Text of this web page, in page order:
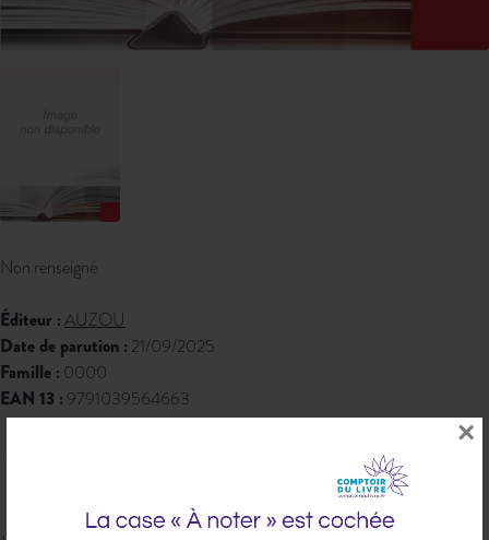
×
Non renseigné
Éditeur :AUZOU
Date de parution : 21/09/2025
Famille : 0000
EAN 13 : 9791039564663